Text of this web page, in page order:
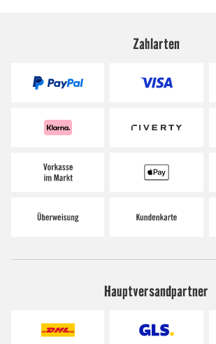
Zahlarten
Hauptversandpartner